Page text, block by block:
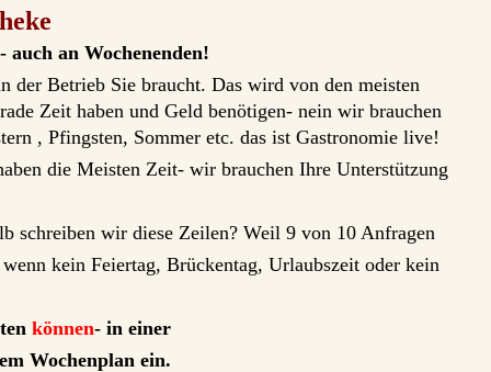
an Wochenenden!
der Betrieb Sie braucht. Das wird von den meisten
Zeit haben und Geld benötigen- nein wir brauchen
, Pfingsten, Sommer etc. das ist Gastronomie live!
die Meisten Zeit- wir brauchen Ihre Unterstützung
schreiben wir diese Zeilen? Weil 9 von 10 Anfragen
kein Feiertag, Brückentag, Urlaubszeit oder kein
können- in einer
Wochenplan ein.